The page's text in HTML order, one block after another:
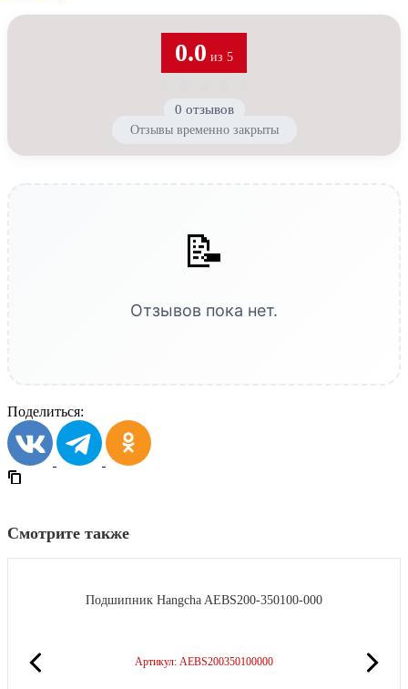
0.0 из 5
0 отзывов
Отзывы временно закрыты
📝
Отзывов пока нет.
Поделиться:
Смотрите также
Подшипник Hangcha AEBS200-350100-000
Артикул: AEBS200350100000